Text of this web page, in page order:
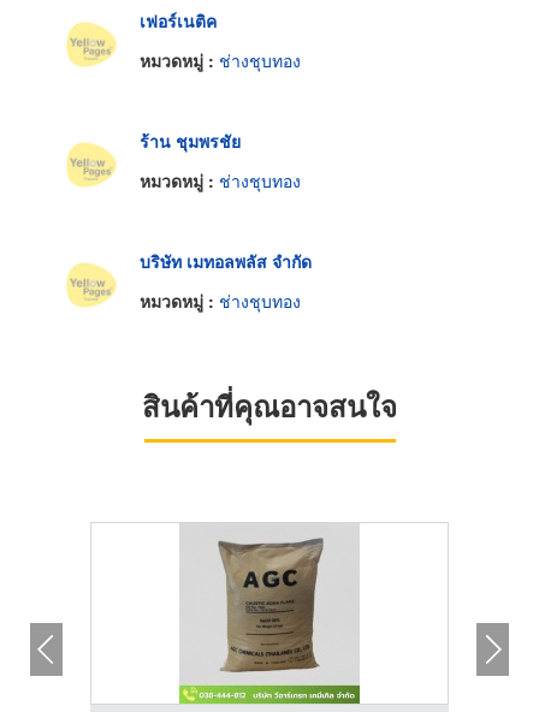
เฟอร์เนติค
หมวดหมู่ : ช่างชุบทอง
ร้าน ชุมพรชัย
หมวดหมู่ : ช่างชุบทอง
บริษัท เมทอลพลัส จำกัด
หมวดหมู่ : ช่างชุบทอง
สินค้าที่คุณอาจสนใจ